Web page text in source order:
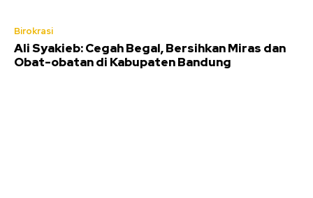
Birokrasi
Ali Syakieb: Cegah Begal, Bersihkan Miras dan
Obat-obatan di Kabupaten Bandung